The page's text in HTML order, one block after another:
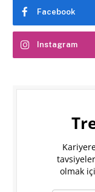
Facebook
Instagram
olmak